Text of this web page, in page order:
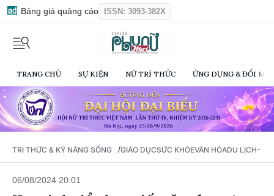
Bảng giá quảng cáo ISSN: 3093-382X
TRANG CHỦ SỰ KIỆN NỮ TRÍ THỨC ỨNG DỤNG & ĐỔI
TRI THỨC & KỸ NĂNG SỐNG /GIÁO DỤCSỨC KHỎEVĂN HÓADU LỊCH-
06/08/2024 20:01